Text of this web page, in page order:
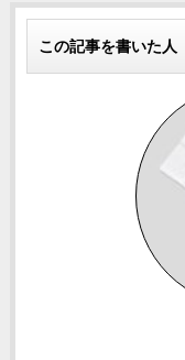
この記事を書いた人